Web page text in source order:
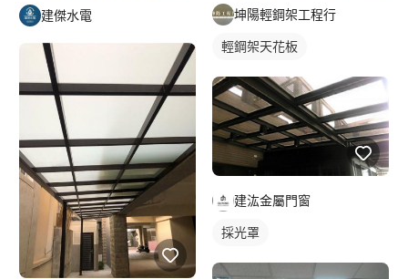
建傑水電 坤陽輕鋼架工程行
輕鋼架天花板
建汯金屬門窗
採光罩